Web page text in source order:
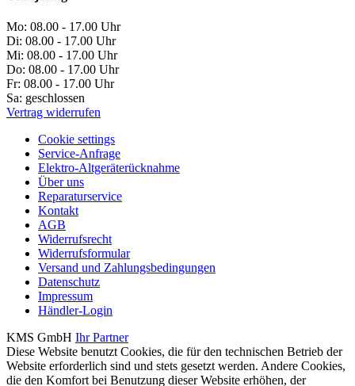
Mo: 08.00 - 17.00 Uhr
Di: 08.00 - 17.00 Uhr
Mi: 08.00 - 17.00 Uhr
Do: 08.00 - 17.00 Uhr
Fr: 08.00 - 17.00 Uhr
Sa: geschlossen
Vertrag widerrufen
Cookie settings
Service-Anfrage
Elektro-Altgeräterücknahme
Über uns
Reparaturservice
Kontakt
AGB
Widerrufsrecht
Widerrufsformular
Versand und Zahlungsbedingungen
Datenschutz
Impressum
Händler-Login
KMS GmbH Ihr Partner
Diese Website benutzt Cookies, die für den technischen Betrieb der
Website erforderlich sind und stets gesetzt werden. Andere Cookies,
die den Komfort bei Benutzung dieser Website erhöhen, der